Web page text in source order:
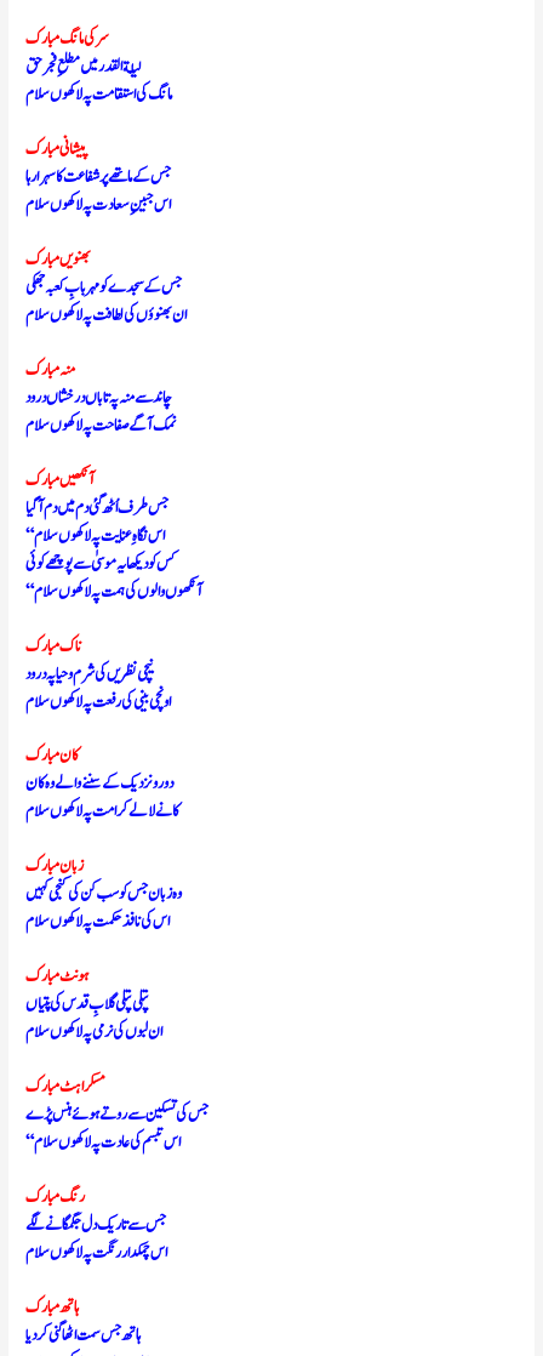
سر کی مانگ مبارک
لیلة القدر میں مطلعِ فجر حق
مانگ کی استقامت پہ لاکھوں سلام
پیشانی مبارک
جس کے ماتھے پر شفاعت کا سہرا رہا
اس جبینِ سعادت پہ لاکھوں سلام
بھنویں مبارک
جس کے سجدے کو مہربابِ کعبہ جھکی
ان بھنوؤں کی لطافت پہ لاکھوں سلام
منہ مبارک
چاند سے منہ پہ تاباں درخشاں درود
نمک آگے صفاحت پہ لاکھوں سلام
آنکھیں مبارک
جس طرف اُٹھ گئی دم میں دم آ گیا
“اس نگاہِ عنایت پہ لاکھوں سلام
کس کو دیکھا یہ موسیٰ سے پوچھے کوئی
“آنکھوں والوں کی ہمت پہ لاکھوں سلام
ناک مبارک
نیچی نظریں کی شرم و حیا پہ درود
اونچی بینی کی رفعت پہ لاکھوں سلام
کان مبارک
دور و نزدیک کے سننے والے وہ کان
کانے لالے کرامت پہ لاکھوں سلام
زبان مبارک
وہ زبان جس کو سب کن کی کنجی کہیں
اس کی نافذ حکمت پہ لاکھوں سلام
ہونٹ مبارک
پتلی پتلی گلابِ قدس کی پتیاں
ان لبوں کی نرمی پہ لاکھوں سلام
مسکراہٹ مبارک
جس کی تسکین سے روتے ہوئے ہنس پڑے
“اس تبسم کی عادت پہ لاکھوں سلام
رنگ مبارک
جس سے تاریک دل جگمگانے لگے
اس چمکدار رنگت پہ لاکھوں سلام
ہاتھ مبارک
ہاتھ جس سمت اٹھا گنی کر دیا